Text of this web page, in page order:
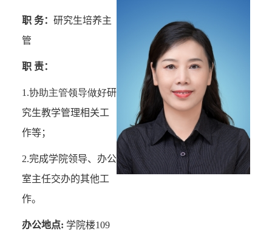
职 务： 研究生培养主
管
职 责：
1.协助主管领导做好研
究生教学管理相关工
作等；
2.完成学院领导、办公
室主任交办的其他工
作。
办公地点: 学院楼109